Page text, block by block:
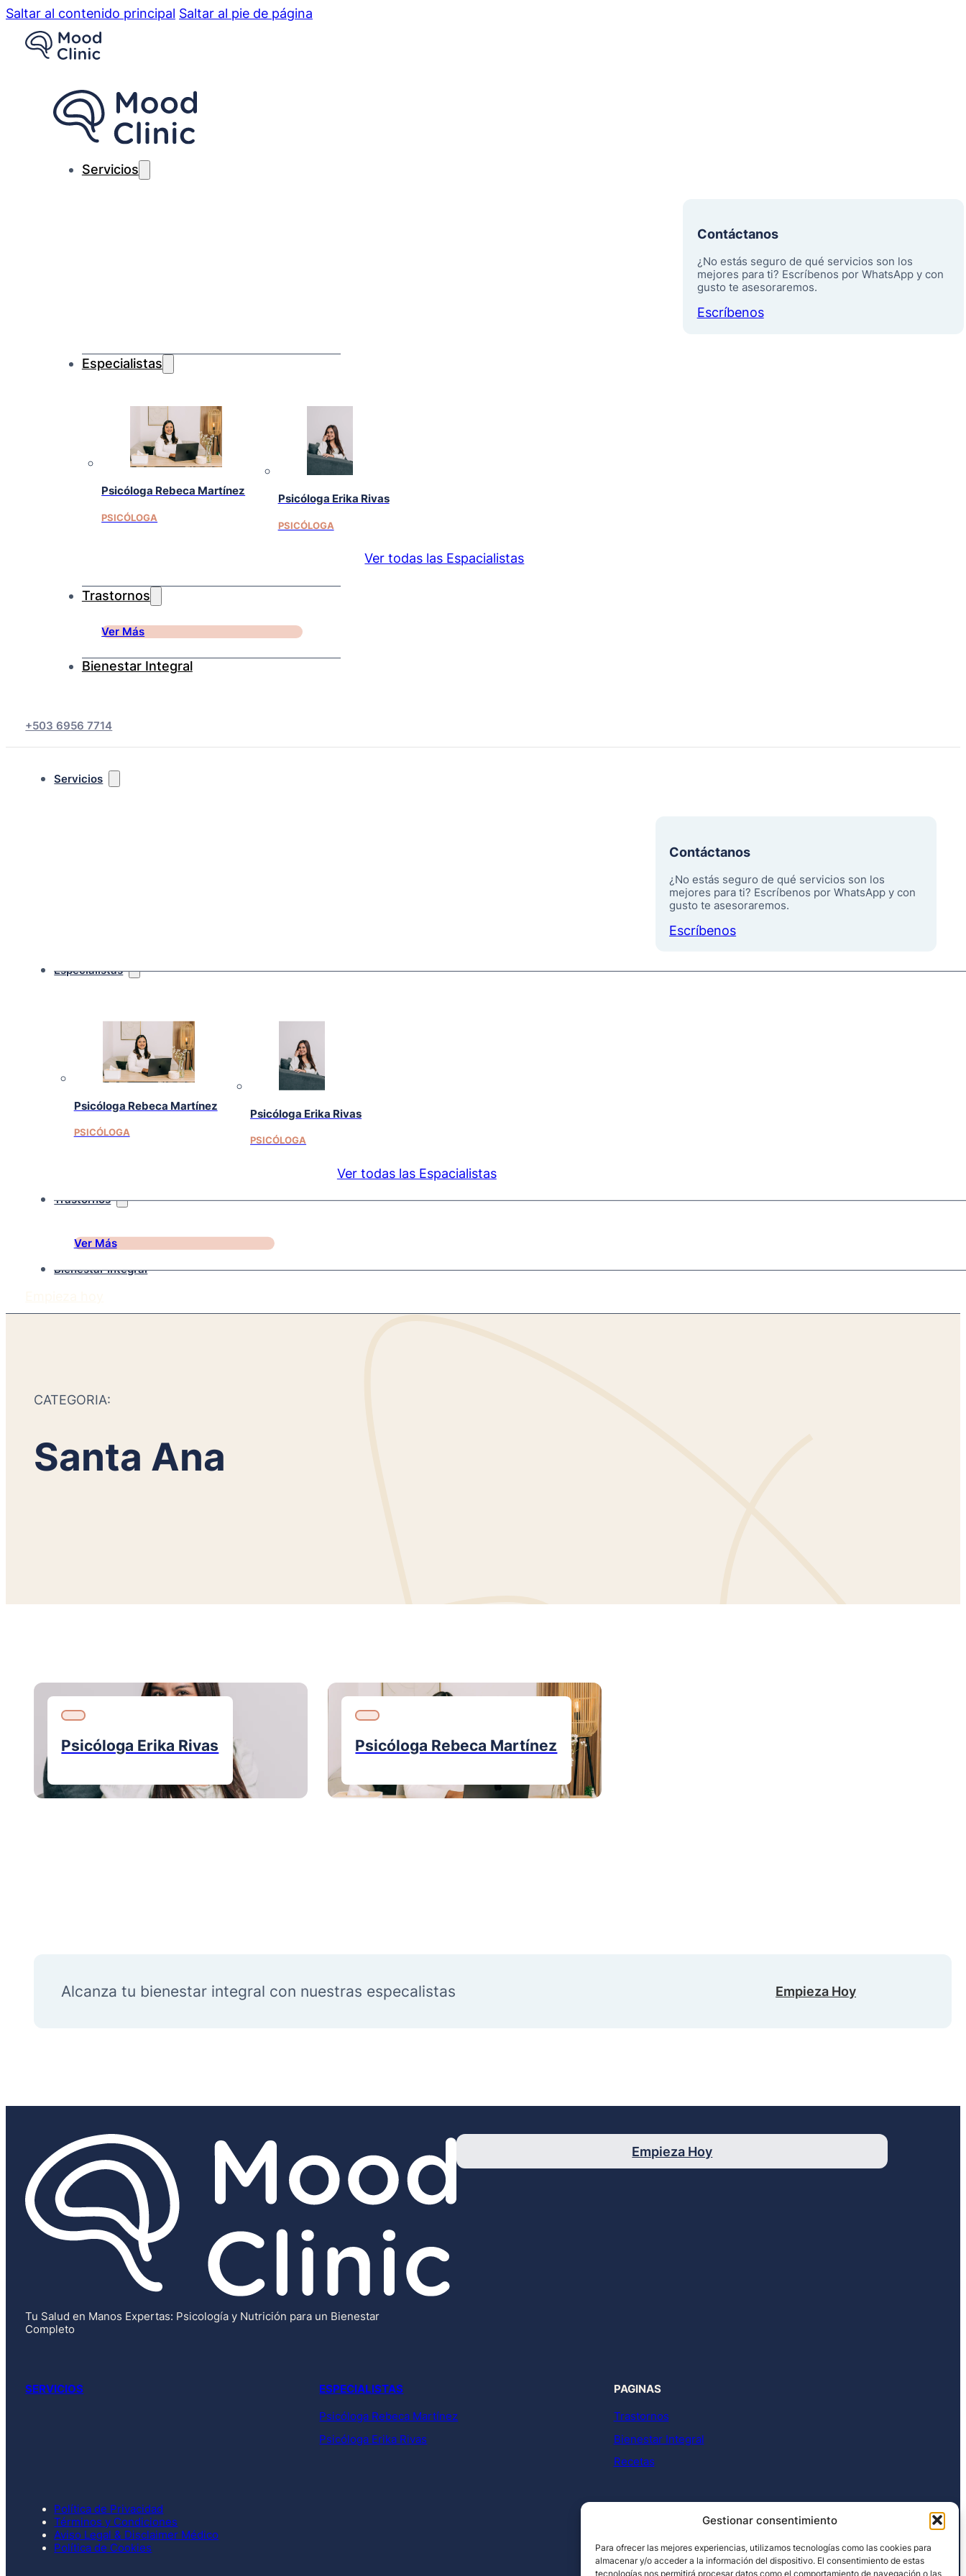
Gestionar consentimiento
Para ofrecer las mejores experiencias, utilizamos tecnologías como las cookies para
almacenar y/o acceder a la información del dispositivo. El consentimiento de estas
tecnologías nos permitirá procesar datos como el comportamiento de navegación o las
Saltar al contenido principal Saltar al pie de página
Servicios
Contáctanos
¿No estás seguro de qué servicios son los
mejores para ti? Escríbenos por WhatsApp y con
gusto te asesoraremos.
Escríbenos
Especialistas
Psicóloga Rebeca Martínez
PSICÓLOGA
Psicóloga Erika Rivas
PSICÓLOGA
Ver todas las Espacialistas
Trastornos
Ver Más
Bienestar Integral
+503 6956 7714
Servicios
Contáctanos
¿No estás seguro de qué servicios son los
mejores para ti? Escríbenos por WhatsApp y con
gusto te asesoraremos.
Escríbenos
Especialistas
Psicóloga Rebeca Martínez
PSICÓLOGA
Psicóloga Erika Rivas
PSICÓLOGA
Ver todas las Espacialistas
Trastornos
Ver Más
Bienestar Integral
CATEGORIA:
Santa Ana
Psicóloga Erika Rivas Psicóloga Rebeca Martínez
Alcanza tu bienestar integral con nuestras especalistas Empieza Hoy
Tu Salud en Manos Expertas: Psicología y Nutrición para un Bienestar
Completo
Empieza Hoy
SERVICIOS ESPECIALISTAS
Psicóloga Rebeca Martínez
Psicóloga Erika Rivas
PAGINAS
Trastornos
Bienestar Integral
Recetas
Política de Privacidad
Términos y Condiciones
Aviso Legal & Disclaimer Médico
Política de Cookies